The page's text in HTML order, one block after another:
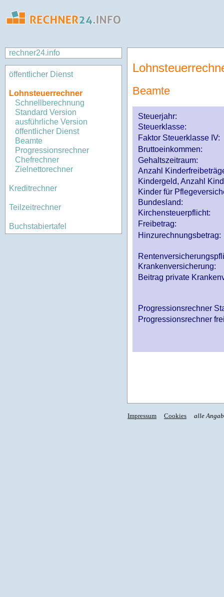
rechner24.info
öffentlicher Dienst
Lohnsteuerrechner
Schnellberechnung
Standard Version
ausführliche Version
öffentlicher Dienst
Beamte
Progressionsrechner
Chefrechner
Zielnettorechner
Kreditrechner
Teilzeitrechner
Buchstabiertafel
Beamte
Steuerjahr:
Steuerklasse:
Faktor Steuerklasse IV:
Bruttoeinkommen:
Gehaltszeitraum:
Anzahl
Kindergeld, Anzahl
Kinder für
Bundesland:
Kirchensteuerpflicht:
Freibetrag:
Hinzurechnungsbetrag:
Krankenversicherung:
Beitrag private
Progressionsrechner
Progressionsrechner
Impressum Cookies alle